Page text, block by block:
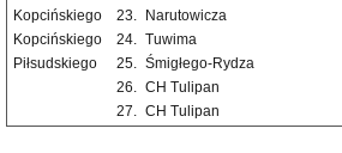
Kopcińskiego
23.
Narutowicza
Kopcińskiego
24. Tuwima
Piłsudskiego
25. Śmigłego-Rydza
26. CH Tulipan
27. CH Tulipan